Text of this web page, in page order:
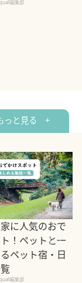
編集部
っと見る +
に人気のおで
！ペットと一
ペット宿・日
編集部